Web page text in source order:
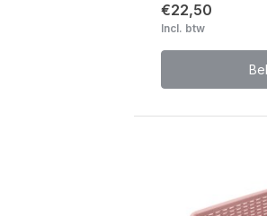
€22,50
Incl. btw